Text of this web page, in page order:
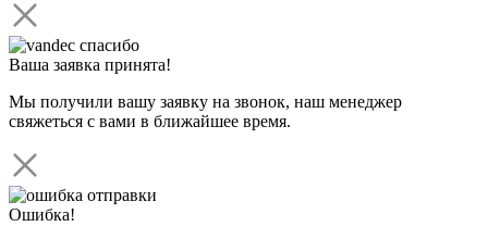
Ваша заявка принята!
Мы получили вашу заявку на звонок, наш менеджер
свяжеться с вами в ближайшее время.
Ошибка!